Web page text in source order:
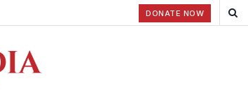
DONATE NOW